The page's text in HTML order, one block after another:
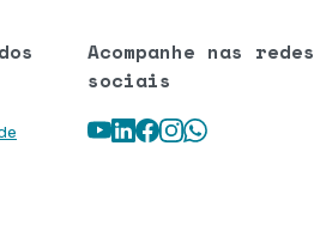
Acompanhe nas redes
sociais
Youtube
LinkedIn
Facebook
Instagram
WhatsApp